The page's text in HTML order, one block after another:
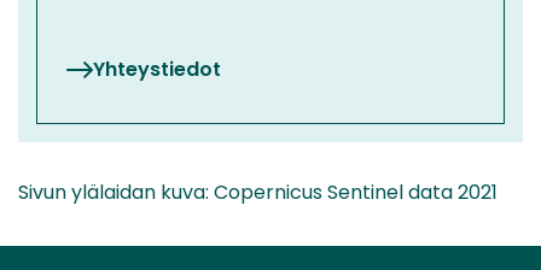
Yhteystiedot
Sivun ylälaidan kuva: Copernicus Sentinel data 2021